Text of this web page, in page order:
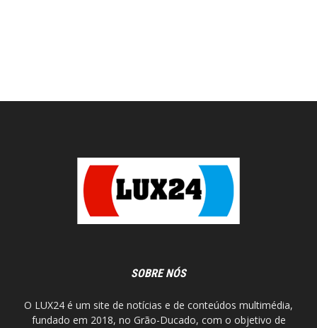
SOBRE NÓS
O LUX24 é um site de notícias e de conteúdos multimédia,
fundado em 2018, no Grão-Ducado, com o objetivo de